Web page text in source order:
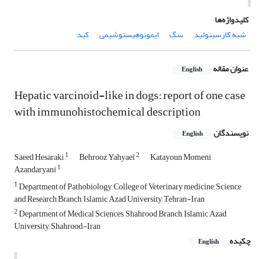
کلیدواژه‌ها
شبه کارسینوئید
سگ ایمونوهیستوشیمی کبد
عنوان مقاله English
Hepatic varcinoid-like in dogs: report of one case
with immunohistochemical description
نویسندگان English
Saeed Hesaraki1 Behrooz Yahyaei2 Katayoun Momeni
Azandaryani1
1Department of Pathobiology, College of Veterinary medicine, Science
and Research Branch, Islamic Azad University, Tehran-Iran
2Department of Medical Sciences, Shahrood Branch, Islamic Azad
University, Shahrood-Iran
چکیده
English